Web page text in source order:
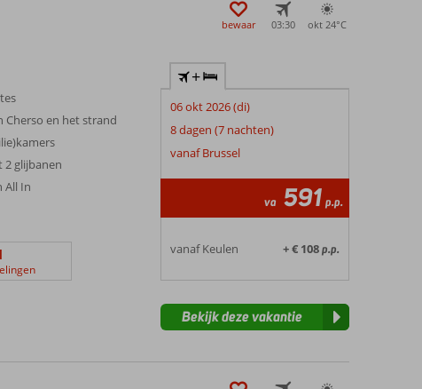
bewaar 03:30 okt 24°C
Cherso en het strand
glijbanen
All In
+
06 okt 2026 (di)
8 dagen (7 nachten)
vanaf Brussel
va 591 p.p.
vanaf Keulen + € 108p.p.
Bekijk deze vakantie